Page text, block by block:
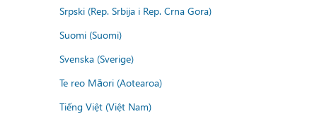
Srpski (Rep. Srbija i Rep. Crna Gora)
Suomi (Suomi)
Svenska (Sverige)
Te reo Māori (Aotearoa)
Tiếng Việt (Việt Nam)